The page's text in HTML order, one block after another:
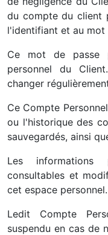
du compte du client
l'identifiant et au mot
Ce mot de passe
personnel du
changer
Ce Compte
ou l'historique des
sauvegardés, ainsi
Les informations
consultables et
cet espace personnel.
Ledit Compte
suspendu en cas de